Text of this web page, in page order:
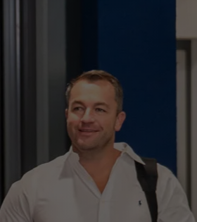
einen Blick
geben einen einfachen Überblick
personenbezogenen Daten passiert,
besuchen. Personenbezogene
mit denen Sie persönlich identifiziert
Informationen zum Thema
Sie unserer unter diesem Text